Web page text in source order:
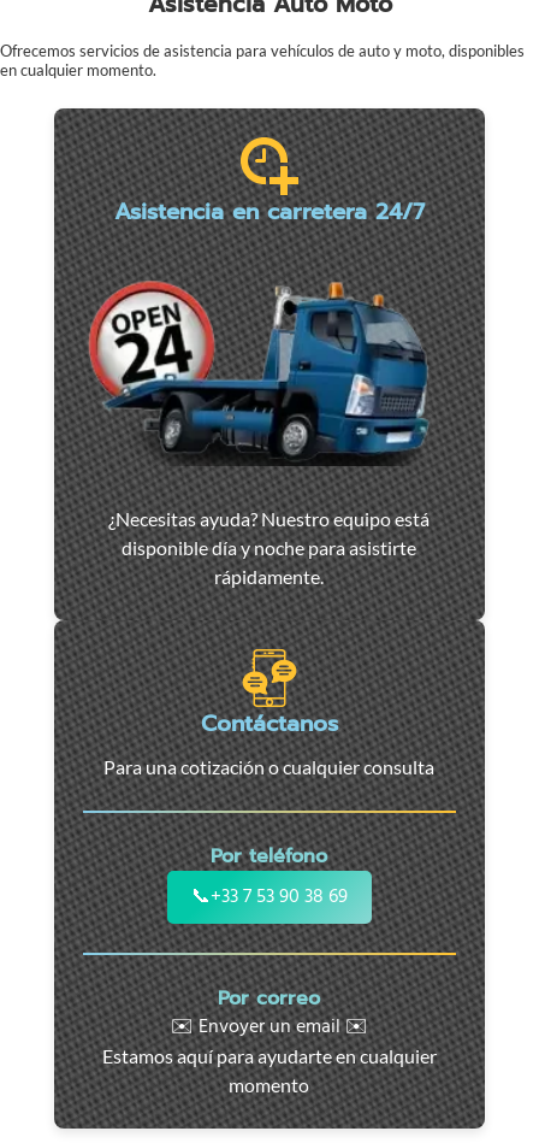
Ofrecemos servicios de asistencia para vehículos de auto y moto, disponibles
en cualquier momento.
Asistencia en carretera 24/7
Asistencia
y
remolque
de
coches
en
Marsella
-
Servicio
24/7
para
coches,
motos
y
vehículos
utilitarios.
Intervención
rápida
en
toda
la
región
¿Necesitas ayuda? Nuestro equipo está
disponible día y noche para asistirte
rápidamente.
Contáctanos
Para una cotización o cualquier consulta
Por teléfono
📞+33 7 53 90 38 69
Por correo
✉️ Envoyer un email ✉️
Estamos aquí para ayudarte en cualquier
momento